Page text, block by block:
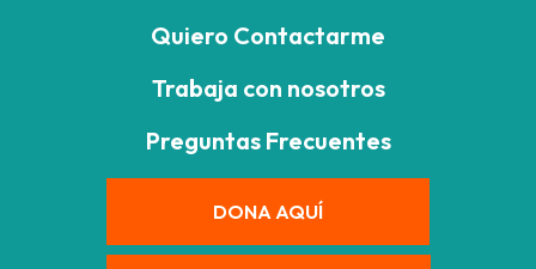
Quiero Contactarme
Trabaja con nosotros
Preguntas Frecuentes
DONA AQUÍ